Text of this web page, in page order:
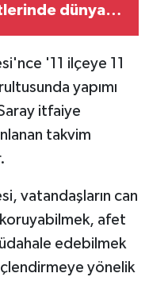
dünya
'11 ilçeye 11
yapımı
itfaiye
takvim
vatandaşların can
afet
edebilmek
yönelik